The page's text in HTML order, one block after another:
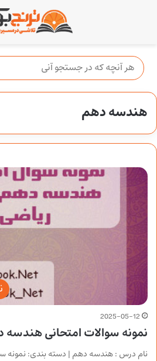
هندسه دهم
2025-05-12
نمونه سوالات امتحانی